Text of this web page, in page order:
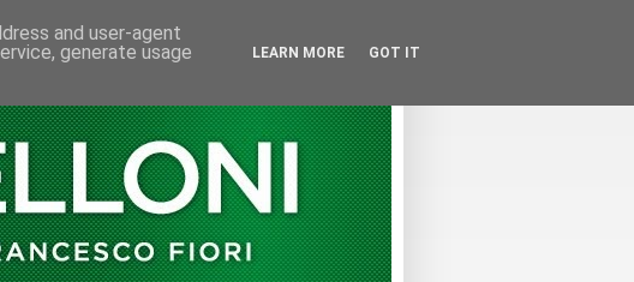
and user-agent
generate usage
LEARN MORE GOT IT